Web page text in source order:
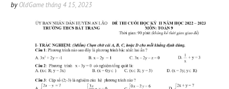
by OldGame tháng 4 15, 2023